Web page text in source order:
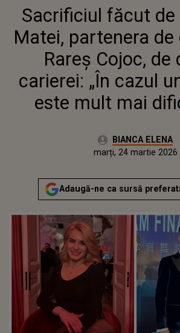
ANDREEA
DE DANS A
DRAGUL
UNEI FEMEI,
DIFICIL SĂ...”
Sacrificiul făcut de
Matei, partenera de
Rareș Cojoc, de
carierei: „În cazul
este mult mai
Autor:BIANCA ELENA
Actualizat:
marți, 24 martie 2026
Adaugă-ne ca sursă